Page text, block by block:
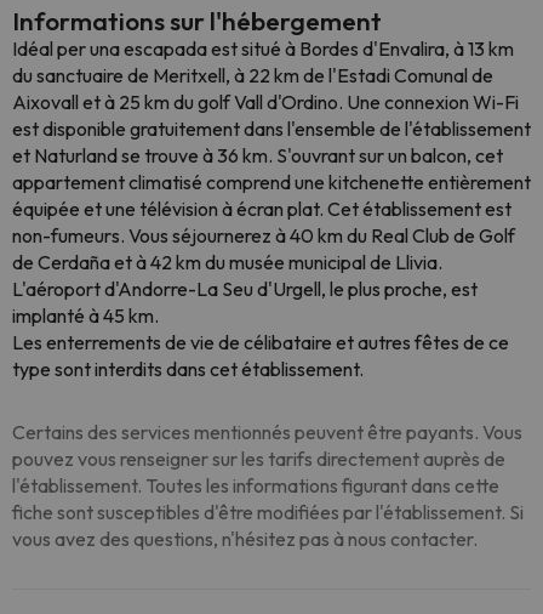
Informations sur l'hébergement
Idéal per una escapada est situé à Bordes d'Envalira, à 13 km
du sanctuaire de Meritxell, à 22 km de l'Estadi Comunal de
Aixovall et à 25 km du golf Vall d'Ordino. Une connexion Wi-Fi
est disponible gratuitement dans l'ensemble de l'établissement
et Naturland se trouve à 36 km. S'ouvrant sur un balcon, cet
appartement climatisé comprend une kitchenette entièrement
équipée et une télévision à écran plat. Cet établissement est
non-fumeurs. Vous séjournerez à 40 km du Real Club de Golf
de Cerdaña et à 42 km du musée municipal de Llivia.
L'aéroport d'Andorre-La Seu d'Urgell, le plus proche, est
implanté à 45 km.
Les enterrements de vie de célibataire et autres fêtes de ce
type sont interdits dans cet établissement.
Certains des services mentionnés peuvent être payants. Vous
pouvez vous renseigner sur les tarifs directement auprès de
l'établissement. Toutes les informations figurant dans cette
fiche sont susceptibles d'être modifiées par l'établissement. Si
vous avez des questions, n'hésitez pas à nous contacter.